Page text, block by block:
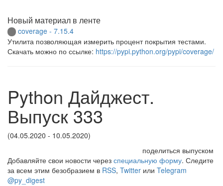
Новый материал в ленте
coverage - 7.15.4
Утилита позволяющая измерить процент покрытия тестами.
Скачать можно по ссылке: https://pypi.python.org/pypi/coverage/
Python Дайджест.
Выпуск 333
(04.05.2020 - 10.05.2020)
поделиться выпуском
Добавляйте свои новости через специальную форму. Следите
за всем этим безобразием в RSS, Twitter или Telegram
@py_digest